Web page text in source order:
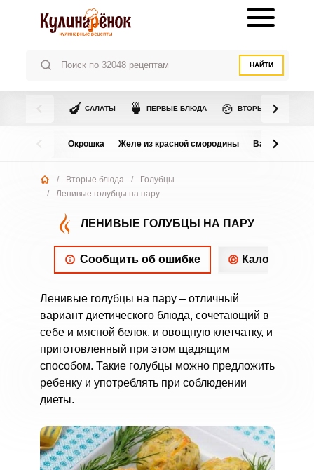
НАЙТИ
🍆 САЛАТЫ 🍵 ПЕРВЫЕ БЛЮДА 🍲 ВТОРЫЕ БЛЮДА
Окрошка Желе из красной смородины Варенье из
/ Вторые блюда /
Голубцы
/
Ленивые голубцы на пару
ЛЕНИВЫЕ ГОЛУБЦЫ НА ПАРУ
Сообщить об ошибке
Ленивые голубцы на пару – отличный
вариант диетического блюда, сочетающий в
себе и мясной белок, и овощную клетчатку, и
приготовленный при этом щадящим
способом. Такие голубцы можно предложить
ребенку и употреблять при соблюдении
диеты.